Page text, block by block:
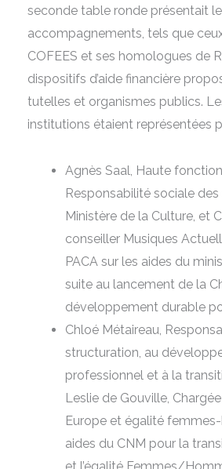
seconde table ronde présentait
accompagnements, tels que
COFEES et ses homologues de
dispositifs d’aide financière
tutelles et organismes publics.
institutions étaient représentées
Agnès Saal, Haute
Responsabilité sociale
Ministère de la Culture, et
conseiller Musiques
PACA sur les aides du
suite au lancement de la
développement durable
Chloé Métaireau,
structuration, au
professionnel et à la
Leslie de Gouville,
Europe et égalité
aides du CNM pour la